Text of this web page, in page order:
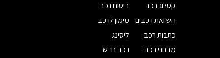
קטלוג רכב
השוואת רכבים
כתבות רכב
מבחני רכב
ביטוח רכב
מימון לרכב
ליסינג
רכב חדש